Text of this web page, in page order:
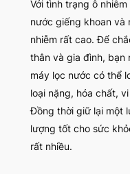
Với tình trạng ô
nước giếng khoan và
nhiễm rất cao. Để
thân và gia đình, bạn
máy lọc nước có thể
loại nặng, hóa chất,
Đồng thời giữ lại một
lượng tốt cho sức
rất nhiều.